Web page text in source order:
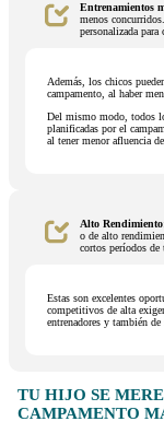
Entrenamientos
menos
personalizada para
Además, los chicos
campamento, al haber
Del mismo modo, todos
planificadas por el
al tener menor afluencia
Alto Rendimiento
o de alto
cortos períodos de
Estas son excelentes
competitivos de alta
entrenadores y también de
TU HIJO SE
CAMPAMENTO